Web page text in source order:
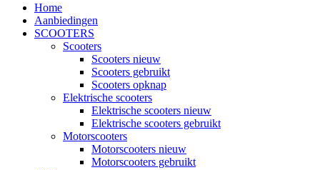
Home
Aanbiedingen
SCOOTERS
Scooters
Scooters nieuw
Scooters gebruikt
Scooters opknap
Elektrische scooters
Elektrische scooters nieuw
Elektrische scooters gebruikt
Motorscooters
Motorscooters nieuw
Motorscooters gebruikt